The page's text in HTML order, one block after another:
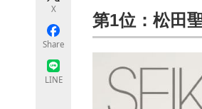
X
Share
LINE
第1位：松田